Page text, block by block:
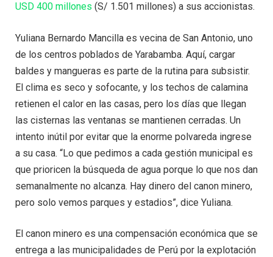
USD 400 millones (S/ 1.501 millones) a sus accionistas.
Yuliana Bernardo Mancilla es vecina de San Antonio, uno
de los centros poblados de Yarabamba. Aquí, cargar
baldes y mangueras es parte de la rutina para subsistir.
El clima es seco y sofocante, y los techos de calamina
retienen el calor en las casas, pero los días que llegan
las cisternas las ventanas se mantienen cerradas. Un
intento inútil por evitar que la enorme polvareda ingrese
a su casa. “Lo que pedimos a cada gestión municipal es
que prioricen la búsqueda de agua porque lo que nos dan
semanalmente no alcanza. Hay dinero del canon minero,
pero solo vemos parques y estadios”, dice Yuliana.
El canon minero es una compensación económica que se
entrega a las municipalidades de Perú por la explotación